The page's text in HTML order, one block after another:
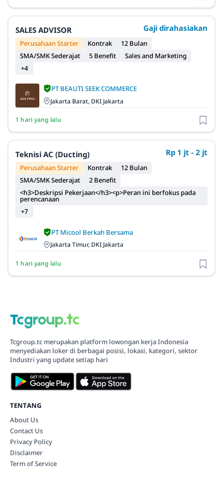
SALES ADVISOR Gaji dirahasiakan
Perusahaan Starter Kontrak
12 Bulan
SMA/SMK Sederajat
5 Benefit
Sales and Marketing
+4
PT BEAUTI SEEK COMMERCE
Jakarta Barat, DKI Jakarta
1 hari yang lalu
Teknisi AC (Ducting) Rp 1 jt - 2 jt
Perusahaan Starter Kontrak
12 Bulan
SMA/SMK Sederajat
2 Benefit
<h3>Deskripsi Pekerjaan</h3><p>Peran ini berfokus pada
perencanaan
+7
PT Micool Berkah Bersama
Jakarta Timur, DKI Jakarta
1 hari yang lalu
Tcgroup.tc merupakan platform lowongan kerja Indonesia
menyediakan loker di berbagai posisi, lokasi, kategori, sektor
Industri yang update setiap hari
TENTANG
About Us
Contact Us
Privacy Policy
Disclaimer
Term of Service